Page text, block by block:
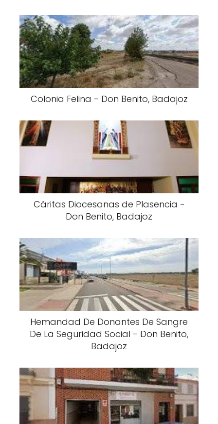
Colonia Felina - Don Benito, Badajoz
Cáritas Diocesanas de Plasencia -
Don Benito, Badajoz
Hemandad De Donantes De Sangre
De La Seguridad Social - Don Benito,
Badajoz